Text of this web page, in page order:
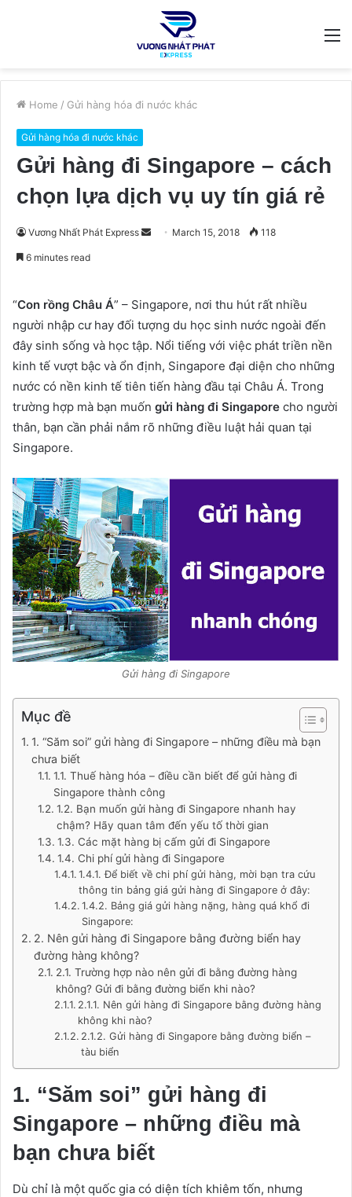
Home / Gửi hàng hóa đi nước khác
Gửi hàng hóa đi nước khác
Gửi hàng đi Singapore – cách
chọn lựa dịch vụ uy tín giá rẻ
Vương Nhất Phát Express
Send March 15, 2018 118
6 minutes read
“Con rồng Châu Á” – Singapore, nơi thu hút rất nhiều
người nhập cư hay đối tượng du học sinh nước ngoài đến
đây sinh sống và học tập. Nổi tiếng với việc phát triền nền
kinh tế vượt bậc và ổn định, Singapore đại diện cho những
nước có nền kinh tế tiên tiến hàng đầu tại Châu Á. Trong
trường hợp mà bạn muốn gửi hàng đi Singapore cho người
thân, bạn cần phải nắm rõ những điều luật hải quan tại
Singapore.
Gửi hàng đi Singapore
Mục đề
1. “Săm soi” gửi hàng đi Singapore – những điều mà bạn
chưa biết
1.1. Thuế hàng hóa – điều cần biết để gửi hàng đi
Singapore thành công
1.2. Bạn muốn gửi hàng đi Singapore nhanh hay
chậm? Hãy quan tâm đến yếu tố thời gian
1.3. Các mặt hàng bị cấm gửi đi Singapore
1.4. Chi phí gửi hàng đi Singapore
1.4.1. Để biết về chi phí gửi hàng, mời bạn tra cứu
thông tin bảng giá gửi hàng đi Singapore ở đây:
1.4.2. Bảng giá gửi hàng nặng, hàng quá khổ đi
Singapore:
2. Nên gửi hàng đi Singapore bằng đường biển hay
đường hàng không?
2.1. Trường hợp nào nên gửi đi bằng đường hàng
không? Gửi đi bằng đường biển khi nào?
2.1.1. Nên gửi hàng đi Singapore bằng đường hàng
không khi nào?
2.1.2. Gửi hàng đi Singapore bằng đường biển –
tàu biển
1. “Săm soi” gửi hàng đi
Singapore – những điều mà
bạn chưa biết
Dù chỉ là một quốc gia có diện tích khiêm tốn, nhưng